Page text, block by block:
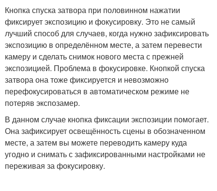
Кнопка спуска затвора при половинном нажатии
фиксирует экспозицию и фокусировку. Это не самый
лучший способ для случаев, когда нужно зафиксировать
экспозицию в определённом месте, а затем перевести
камеру и сделать снимок нового места с прежней
экспозицией. Проблема в фокусировке. Кнопкой спуска
затвора она тоже фиксируется и невозможно
перефокусироваться в автоматическом режиме не
потеряв экспозамер.
В данном случае кнопка фиксации экспозиции помогает.
Она зафиксирует освещённость сцены в обозначенном
месте, а затем вы можете переводить камеру куда
угодно и снимать с зафиксированными настройками не
переживая за фокусировку.